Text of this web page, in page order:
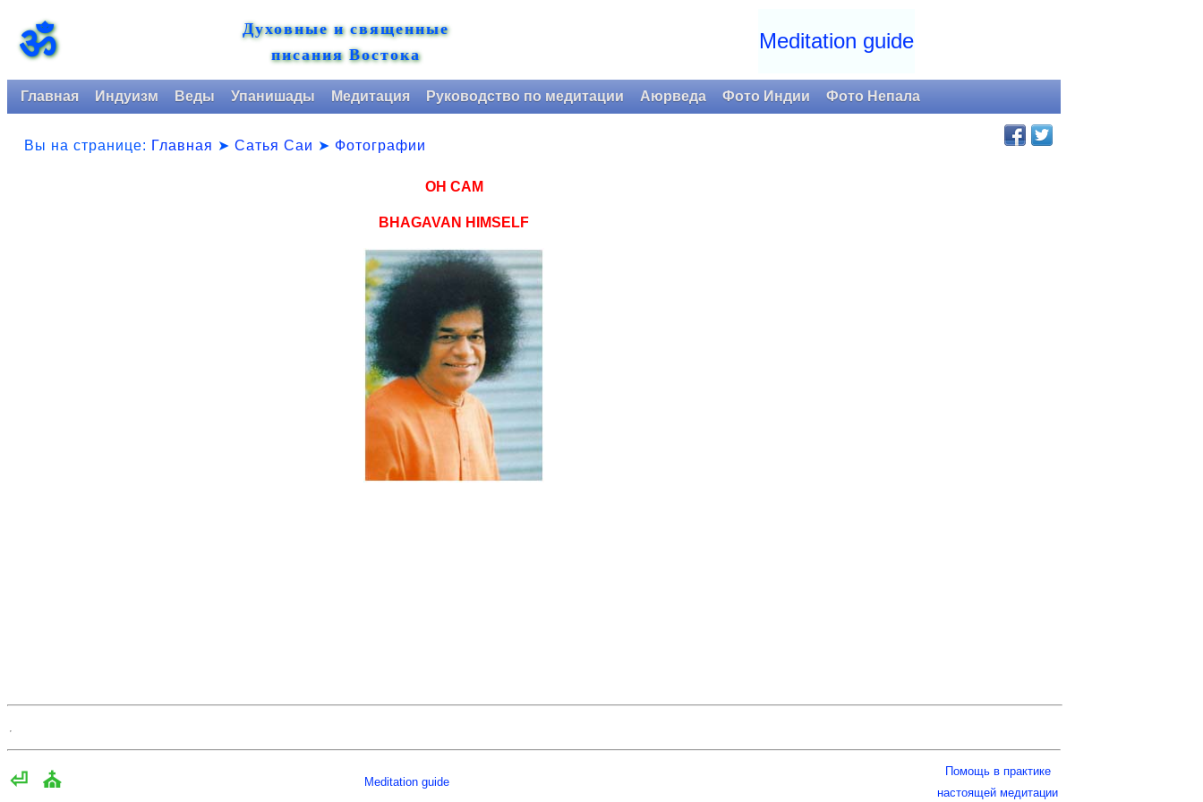
ॐ
Духовные и священные
писания Востока
Meditation guide
Главная Индуизм Веды Упанишады Медитация Руководство по медитации Аюрведа Фото Индии Фото Непала
Вы на странице: Главная ➤ Сатья Саи ➤ Фотографии
ОН САМ
BHAGAVAN HIMSELF
⏎ ⛪ Meditation guide
Помощь в практике
настоящей медитации